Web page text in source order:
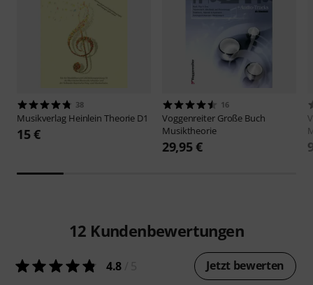
38
Musikverlag Heinlein Theorie D1
15 €
16
Voggenreiter Große Buch
Musiktheorie
29,95 €
12 Kundenbewertungen
4.8 Jetzt bewerten